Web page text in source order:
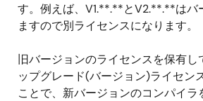
す。例えば、V1.**.**とV2.**.**はバ
ますので別ライセンスになります。
旧バージョンのライセンスを保有
ップグレード(バージョン)ライセン
ことで、新バージョンのコンパイラ